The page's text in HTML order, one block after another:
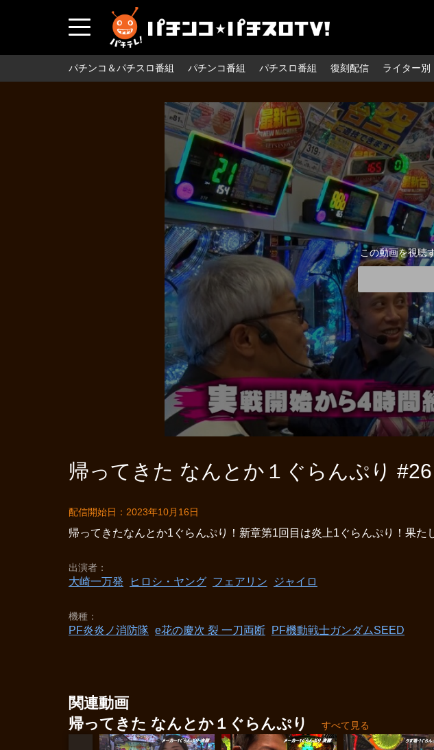
パチンコ＆パチスロ番組 パチンコ番組 パチスロ番組 復刻配信 ライター別
この動画を視聴
帰ってきた なんとか１ぐらんぷり #26
配信開始日：2023年10月16日
帰ってきたなんとか1ぐらんぷり！新章第1回目は炎上1ぐらんぷり！果
出演者
大崎一万発 ヒロシ・ヤング フェアリン ジャイロ
機種
PF炎炎ノ消防隊 e花の慶次 裂 一刀両断 PF機動戦士ガンダムSEED
関連動画
帰ってきた なんとか１ぐらんぷり
すべて見る